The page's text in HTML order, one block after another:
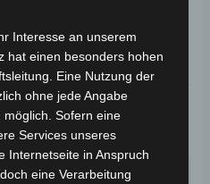
00 Kategorie:VSM
Checkout
Interesse an unserem
hat einen besonders hohen
Eine Nutzung der
ohne jede Angabe
Sofern eine
Services unseres
Internetseite in Anspruch
eine Verarbeitung